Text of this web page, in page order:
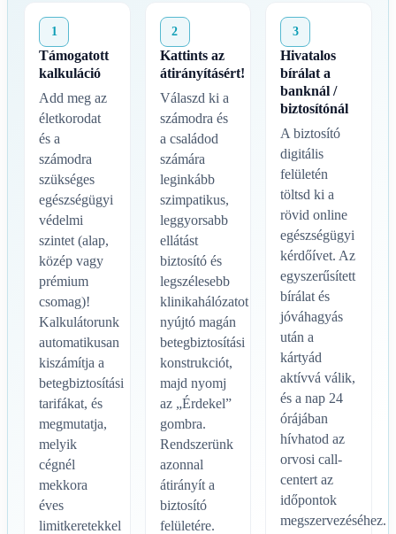
1
Támogatott
kalkuláció
Add meg az
életkorodat
és a
számodra
szükséges
egészségügyi
védelmi
szintet (alap,
közép vagy
prémium
csomag)!
Kalkulátorunk
automatikusan
kiszámítja a
betegbiztosítási
tarifákat, és
megmutatja,
melyik
cégnél
mekkora
éves
limitkeretekkel
2
Kattints az
átirányításért!
Válaszd ki a
számodra és
a családod
számára
leginkább
szimpatikus,
leggyorsabb
ellátást
biztosító és
legszélesebb
klinikahálózatot
nyújtó magán
betegbiztosítási
konstrukciót,
majd nyomj
az „Érdekel”
gombra.
Rendszerünk
azonnal
átirányít a
biztosító
felületére.
3
Hivatalos
bírálat a
banknál /
biztosítónál
A biztosító
digitális
felületén
töltsd ki a
rövid online
egészségügyi
kérdőívet. Az
egyszerűsített
bírálat és
jóváhagyás
után a
kártyád
aktívvá válik,
és a nap 24
órájában
hívhatod az
orvosi call-
centert az
időpontok
megszervezéséhez.